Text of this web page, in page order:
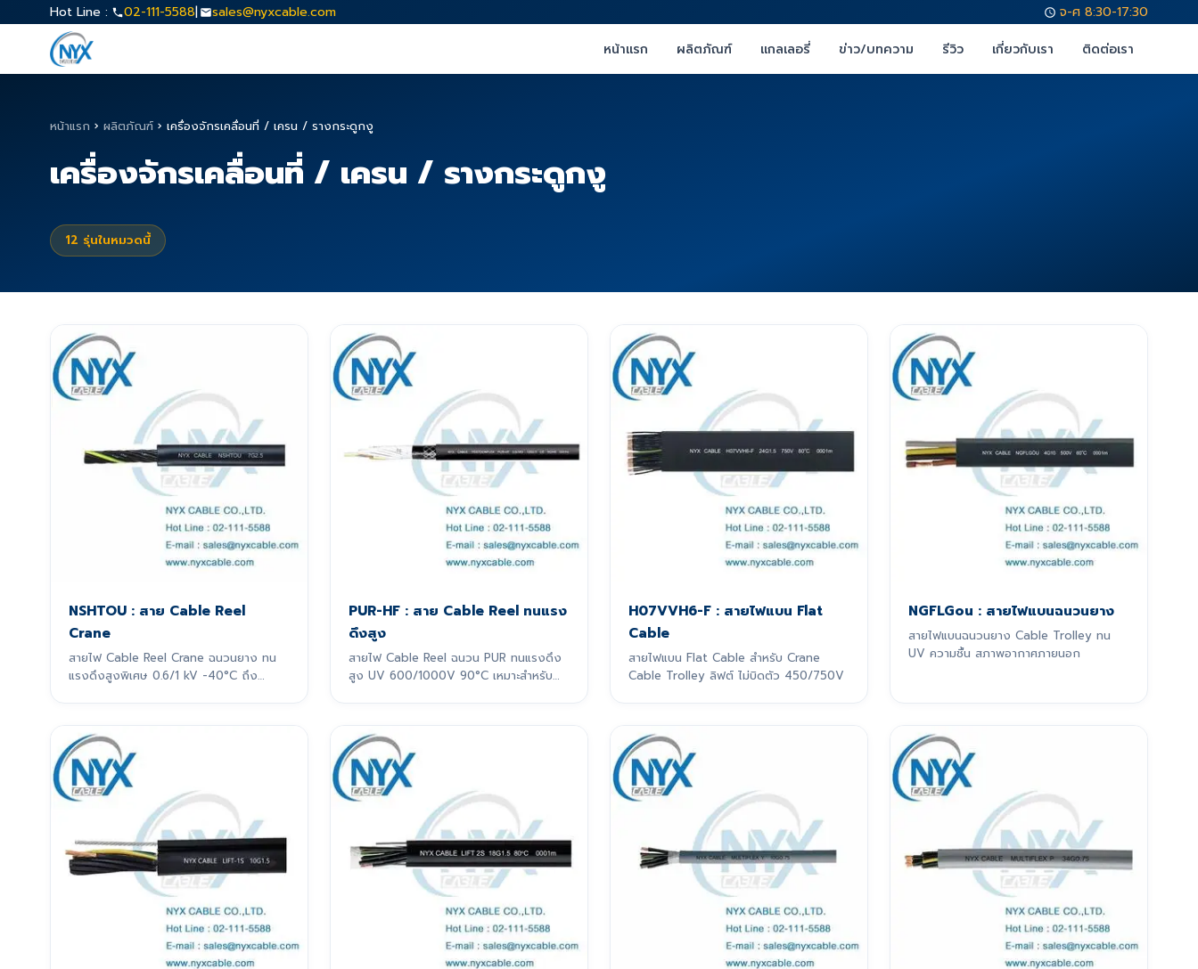
Hot Line : 02-111-5588| sales@nyxcable.com
จ-ศ 8:30-17:30
หน้าแรก
ผลิตภัณฑ์ แกลเลอรี่ ข่าว/บทความ รีวิว เกี่ยวกับเรา ติดต่อเรา
หน้าแรก › ผลิตภัณฑ์ › เครื่องจักรเคลื่อนที่ / เครน / รางกระดูกงู
เครื่องจักรเคลื่อนที่ / เครน / รางกระดูกงู
12 รุ่นในหมวดนี้
NSHTOU : สาย Cable Reel
Crane
สายไฟ Cable Reel Crane ฉนวนยาง ทน
แรงดึงสูงพิเศษ 0.6/1 kV -40°C ถึง
PUR-HF : สาย Cable Reel ทนแรง
ดึงสูง
สายไฟ Cable Reel ฉนวน PUR ทนแรงดึง
สูง UV 600/1000V 90°C เหมาะสำหรับ
รองรับการเคลื่อนที่แบบไดนามิกอย่างหนัก
หน่วง โดยเฉพาะ
H07VVH6-F : สายไฟแบน Flat
Cable
สายไฟแบน Flat Cable สำหรับ Crane
Cable Trolley ลิฟต์ ไม่บิดตัว 450/750V
NGFLGou : สายไฟแบนฉนวนยาง
สายไฟแบนฉนวนยาง Cable Trolley ทน
UV ความชื้น สภาพอากาศภายนอก